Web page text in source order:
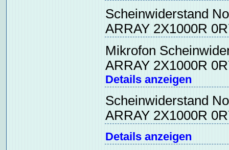
Scheinwiderstand
ARRAY 2X1000R
Mikrofon
ARRAY 2X1000R
Details anzeigen
Scheinwiderstand
ARRAY 2X1000R
Details anzeigen